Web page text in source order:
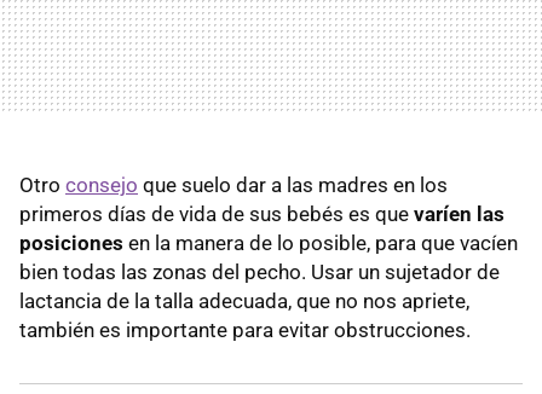
Otro consejo que suelo dar a las madres en los
primeros días de vida de sus bebés es que varíen las
posiciones en la manera de lo posible, para que vacíen
bien todas las zonas del pecho. Usar un sujetador de
lactancia de la talla adecuada, que no nos apriete,
también es importante para evitar obstrucciones.